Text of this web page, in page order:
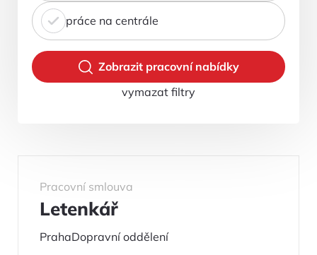
práce na centrále
vymazat filtry
Zobrazit pracovní nabídky
Pracovní smlouva
Letenkář
PrahaDopravní oddělení